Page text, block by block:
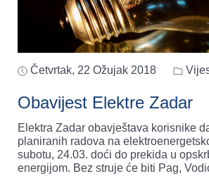
Četvrtak, 22 Ožujak 2018
Obavijest Elektre Zadar
Elektra Zadar obavještava korisnike
planiranih radova na
subotu, 24.03. doći do prekida u
energijom. Bez struje će biti Pag,